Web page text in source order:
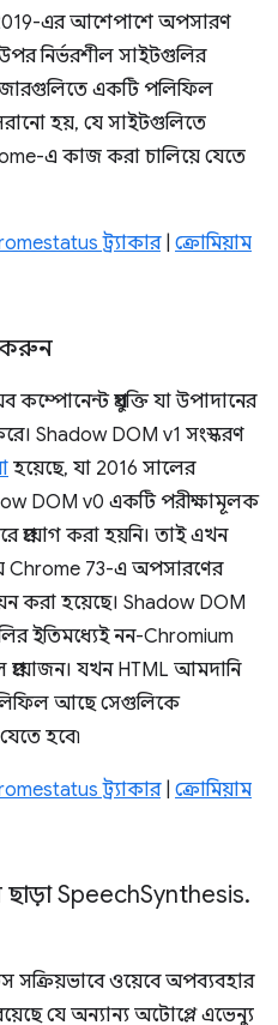
2019-এর আশেপাশে অপসারণ
নির্ভরশীল সাইটগুলির
একটি পলিফিল
হয়, যে সাইটগুলিতে
এ কাজ করা চালিয়ে যেতে
ট্র্যাকার| ক্রোমিয়াম
করুন
প্রযুক্তি যা উপাদানের
Shadow DOM v1 সংস্করণ
হয়েছে, যা 2016 সালের
DOM v0 একটি পরীক্ষামূলক
প্রয়োগ করা হয়নি। তাই এখন
Chrome 73-এ অপসারণের
করা হয়েছে। Shadow DOM
ইতিমধ্যেই নন-Chromium
যখন HTML আমদানি
আছে সেগুলিকে
হবে৷
ট্র্যাকার| ক্রোমিয়াম
ছাড়া SpeechSynthesis.
সক্রিয়ভাবে ওয়েবে অপব্যবহার
যে অন্যান্য অটোপ্লে এভেন্যু